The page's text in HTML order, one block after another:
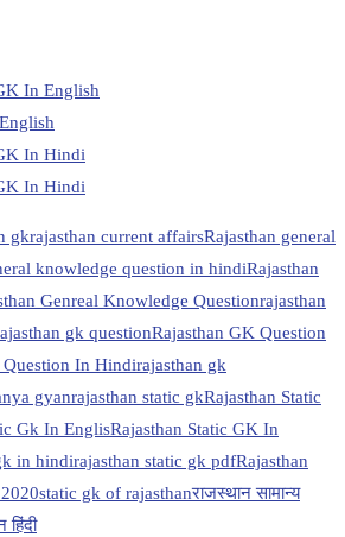
In English
In Hindi
In Hindi
gkrajasthan current affairsRajasthan general
knowledge question in hindiRajasthan
Genreal Knowledge Questionrajasthan
gk questionRajasthan GK Question
Question In Hindirajasthan gk
gyanrajasthan static gkRajasthan Static
Gk In EnglisRajasthan Static GK In
in hindirajasthan static gk pdfRajasthan
static gk of rajasthanराजस्थान सामान्य